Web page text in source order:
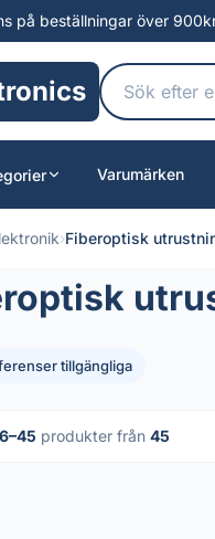
på beställningar över
Varumärken
›Fiberoptisk
tillgängliga
produkter från 45